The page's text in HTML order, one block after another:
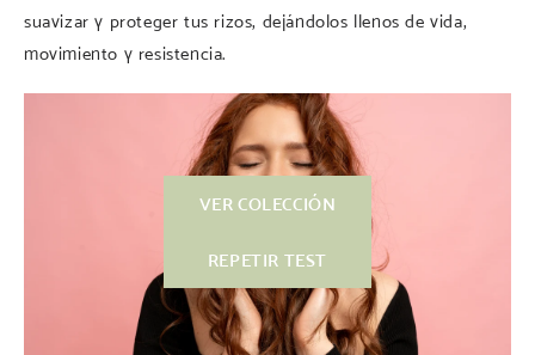
suavizar y proteger tus rizos, dejándolos llenos de vida,
movimiento y resistencia.
VER COLECCIÓN
REPETIR TEST